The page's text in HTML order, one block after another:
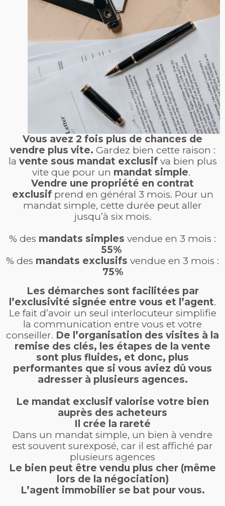
Vous avez 2 fois plus de chances de
vendre plus vite. Gardez bien cette raison :
la vente sous mandat exclusifva bien plus
vite que pour un mandat simple.
Vendre une propriété en contrat
exclusif prend en général 3 mois. Pour un
mandat simple, cette durée peut aller
jusqu’à six mois.
% des mandats simples vendue en 3 mois :
55%
% des mandats exclusifs vendue en 3 mois :
75%
Les démarches sont facilitées par
l’exclusivité signée entre vous et l’agent.
Le fait d’avoir un seul interlocuteur simplifie
la communication entre vous et votre
conseiller. De l’organisation des visites à la
remise des clés, les étapes de la vente
sont plus fluides, et donc, plus
performantes que si vous aviez dû vous
adresser à plusieurs agences.
Le mandat exclusif valorise votre bien
auprès des acheteurs
Il crée la rareté
Dans un mandat simple, un bien à vendre
est souvent surexposé, car il est affiché par
plusieurs agences
Le bien peut être vendu plus cher (même
lors de la négociation)
L’agent immobilier se bat pour vous.